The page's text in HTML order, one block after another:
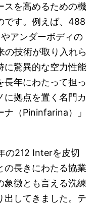
スを高めるための機
です。例えば、488
アンダーボディの
の技術が取り入れら
に驚異的な空力性能
長年にわたって担っ
に拠点を置く名門カ
ナ（Pininfarina）」
の212 Interを皮切
の長きにわたる協業
象徴とも言える洗練
出してきました。テ